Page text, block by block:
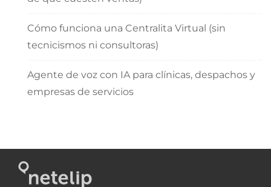
Cómo funciona una Centralita Virtual (sin
tecnicismos ni consultoras)
Agente de voz con IA para clínicas, despachos y
empresas de servicios